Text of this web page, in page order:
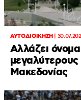
ΑΥΤΟΔΙΟΙΚΗΣΗ|
Αλλάζει
Μακεδονίας